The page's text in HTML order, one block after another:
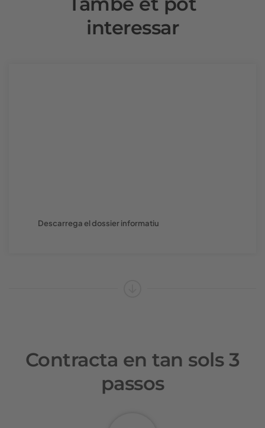
interessar
Descarrega el dossier informatiu
Contracta en tan sols 3
passos